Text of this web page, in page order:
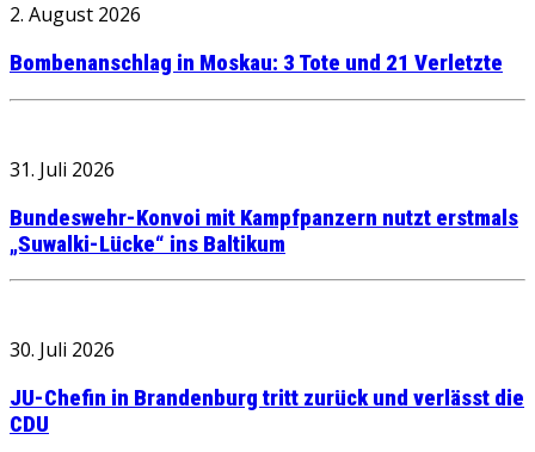
2. August 2026
Bombenanschlag in Moskau: 3 Tote und 21 Verletzte
31. Juli 2026
Bundeswehr-Konvoi mit Kampfpanzern nutzt erstmals
„Suwalki-Lücke“ ins Baltikum
30. Juli 2026
JU-Chefin in Brandenburg tritt zurück und verlässt die
CDU